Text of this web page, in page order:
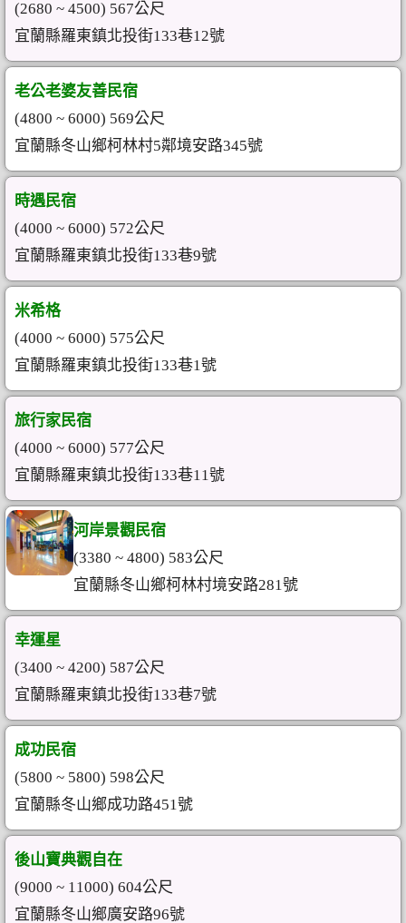
(2680 ~ 4500) 567公尺
宜蘭縣羅東鎮北投街133巷12號
老公老婆友善民宿
(4800 ~ 6000) 569公尺
宜蘭縣冬山鄉柯林村5鄰境安路345號
時遇民宿
(4000 ~ 6000) 572公尺
宜蘭縣羅東鎮北投街133巷9號
米希格
(4000 ~ 6000) 575公尺
宜蘭縣羅東鎮北投街133巷1號
旅行家民宿
(4000 ~ 6000) 577公尺
宜蘭縣羅東鎮北投街133巷11號
河岸景觀民宿
(3380 ~ 4800) 583公尺
宜蘭縣冬山鄉柯林村境安路281號
幸運星
(3400 ~ 4200) 587公尺
宜蘭縣羅東鎮北投街133巷7號
成功民宿
(5800 ~ 5800) 598公尺
宜蘭縣冬山鄉成功路451號
後山寶典觀自在
(9000 ~ 11000) 604公尺
宜蘭縣冬山鄉廣安路96號